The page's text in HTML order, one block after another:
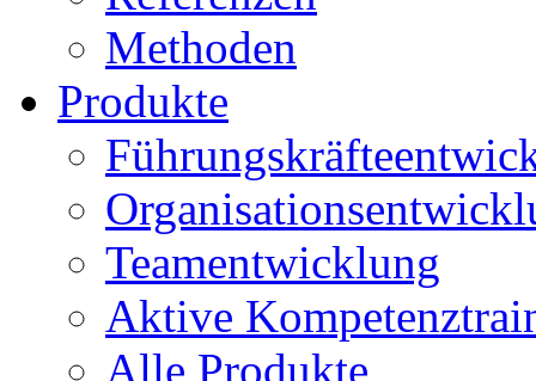
Methoden
Produkte
Teamentwicklung
Aktive
Alle Produkte